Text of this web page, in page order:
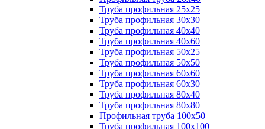
Труба профильная 25х25
Труба профильная 30x30
Труба профильная 40х40
Труба профильная 40х60
Труба профильная 50х25
Труба профильная 50х50
Труба профильная 60x60
Труба профильная 60х30
Труба профильная 80х40
Труба профильная 80х80
Профильная труба 100х50
Труба профильная 100х100